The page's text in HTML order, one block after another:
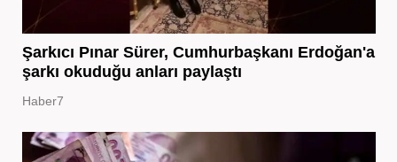
Şarkıcı Pınar Sürer, Cumhurbaşkanı Erdoğan'a
şarkı okuduğu anları paylaştı
Haber7